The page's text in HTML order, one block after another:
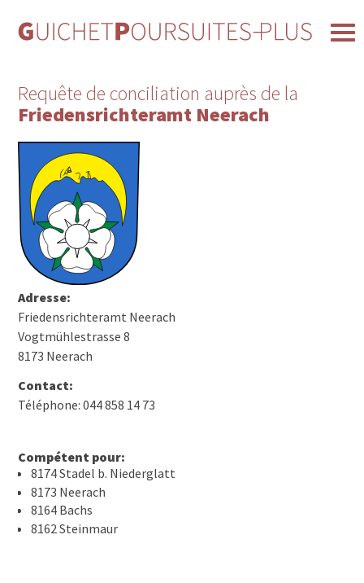
Requête de conciliation auprès de la
Friedensrichteramt Neerach
Adresse:
Friedensrichteramt Neerach
Vogtmühlestrasse 8
8173 Neerach
Contact:
Téléphone: 044 858 14 73
Compétent pour:
8174 Stadel b. Niederglatt
8173 Neerach
8164 Bachs
8162 Steinmaur